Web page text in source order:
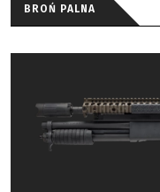
BROŃ PALNA